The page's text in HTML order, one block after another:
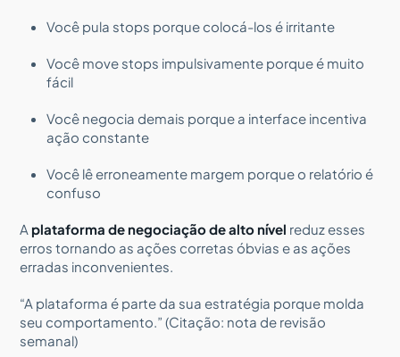
Você pula stops porque colocá-los é irritante
Você move stops impulsivamente porque é muito
fácil
Você negocia demais porque a interface incentiva
ação constante
Você lê erroneamente margem porque o relatório é
confuso
A plataforma de negociação de alto nível reduz esses
erros tornando as ações corretas óbvias e as ações
erradas inconvenientes.
“A plataforma é parte da sua estratégia porque molda
seu comportamento.” (Citação: nota de revisão
semanal)